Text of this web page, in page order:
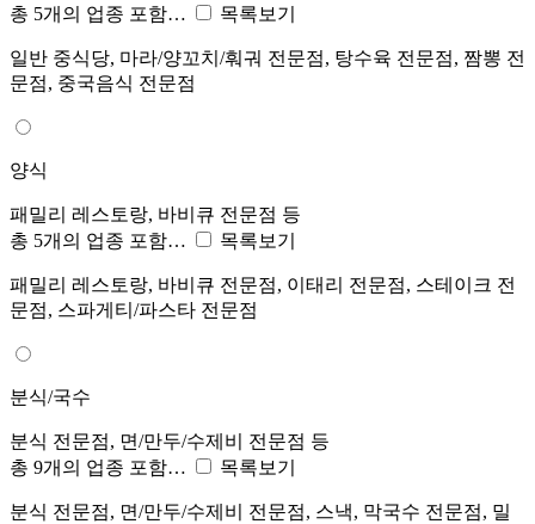
총 5개의 업종 포함…
목록보기
일반 중식당, 마라/양꼬치/훠궈 전문점, 탕수육 전문점, 짬뽕 전
문점, 중국음식 전문점
양식
패밀리 레스토랑, 바비큐 전문점 등
총 5개의 업종 포함…
목록보기
패밀리 레스토랑, 바비큐 전문점, 이태리 전문점, 스테이크 전
문점, 스파게티/파스타 전문점
분식/국수
분식 전문점, 면/만두/수제비 전문점 등
총 9개의 업종 포함…
목록보기
분식 전문점, 면/만두/수제비 전문점, 스낵, 막국수 전문점, 밀